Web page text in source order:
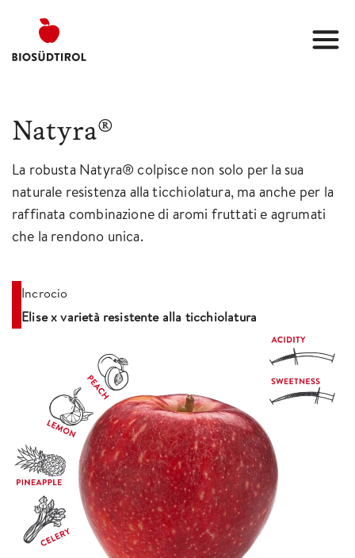
Natyra®
La robusta Natyra® colpisce non solo per la sua
naturale resistenza alla ticchiolatura, ma anche per la
raffinata combinazione di aromi fruttati e agrumati
che la rendono unica.
Incrocio
Elise x varietà resistente alla ticchiolatura